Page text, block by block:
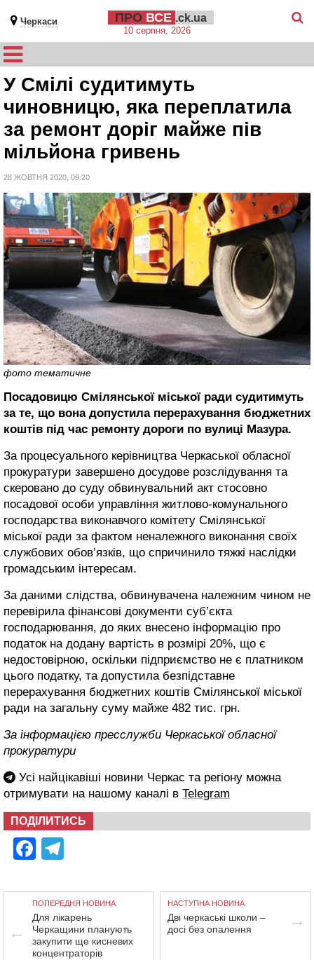
Черкаси ПРО ВСЕ .ck.ua
10 серпня, 2026
У Смілі судитимуть
чиновницю, яка переплатила
за ремонт доріг майже пів
мільйона гривень
28 ЖОВТНЯ 2020, 09:20
фото тематичне
Посадовицю Смілянської міської ради судитимуть
за те, що вона допустила перерахування бюджетних
коштів під час ремонту дороги по вулиці Мазура.
За процесуального керівництва Черкаської обласної
прокуратури завершено досудове розслідування та
скеровано до суду обвинувальний акт стосовно
посадової особи управління житлово-комунального
господарства виконавчого комітету Смілянської
міської ради за фактом неналежного виконання своїх
службових обов’язків, що спричинило тяжкі наслідки
громадським інтересам.
За даними слідства, обвинувачена належним чином не
перевірила фінансові документи суб’єкта
господарювання, до яких внесено інформацію про
податок на додану вартість в розмірі 20%, що є
недостовірною, оскільки підприємство не є платником
цього податку, та допустила безпідставне
перерахування бюджетних коштів Смілянської міської
ради на загальну суму майже 482 тис. грн.
За інформацією пресслужби Черкаської обласної
прокуратури
Усі найцікавіші новини Черкас та регіону можна
отримувати на нашому каналі в Telegram
ПОДІЛИТИСЬ
Facebook
ПОПЕРЕДНЯ НОВИНА
Для лікарень
Черкащини планують
закупити ще кисневих
концентраторів
НАСТУПНА НОВИНА
Дві черкаські школи –
досі без опалення